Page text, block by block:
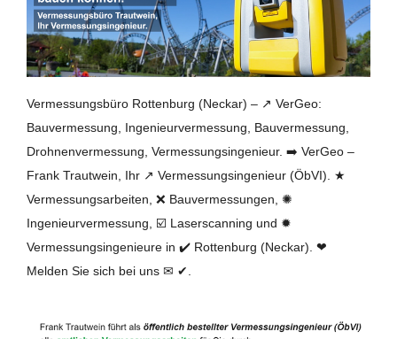
Vermessungsbüro Rottenburg (Neckar) – ↗️ VerGeo:
Bauvermessung, Ingenieurvermessung, Bauvermessung,
Drohnenvermessung, Vermessungsingenieur. ➡️ VerGeo –
Frank Trautwein, Ihr ↗️ Vermessungsingenieur (ÖbVI). ★
Vermessungsarbeiten, ❌ Bauvermessungen, ✺
Ingenieurvermessung, ☑️ Laserscanning und ✹
Vermessungsingenieure in ✔️ Rottenburg (Neckar). ❤
Melden Sie sich bei uns ✉ ✔.